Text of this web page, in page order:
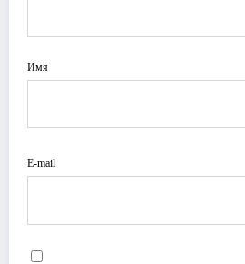
Имя
E-mail